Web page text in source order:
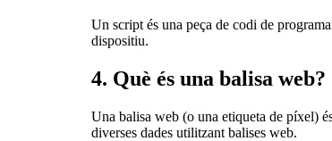
Un script és una peça de codi de
dispositiu.
4. Què és una balisa web?
Una balisa web (o una etiqueta de píxel)
diverses dades utilitzant balises web.